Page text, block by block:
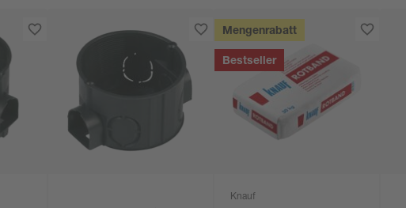
Mengenrabatt
Bestseller
Knauf